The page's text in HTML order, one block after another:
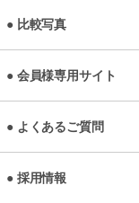
比較写真
会員様専用サイト
よくあるご質問
採用情報